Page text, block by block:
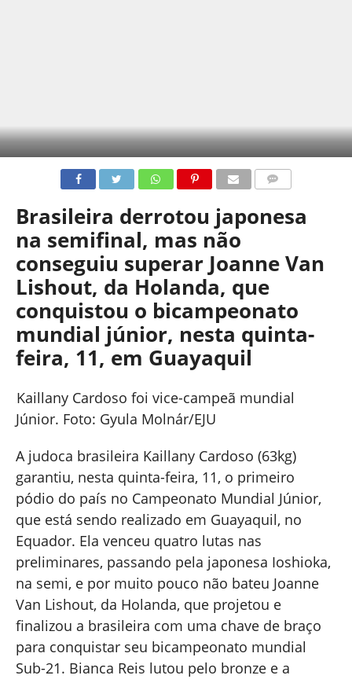
Brasileira derrotou japonesa
na semifinal, mas não
conseguiu superar Joanne Van
Lishout, da Holanda, que
conquistou o bicampeonato
mundial júnior, nesta quinta-
feira, 11, em Guayaquil
Kaillany Cardoso foi vice-campeã mundial
Júnior. Foto: Gyula Molnár/EJU
A judoca brasileira Kaillany Cardoso (63kg)
garantiu, nesta quinta-feira, 11, o primeiro
pódio do país no Campeonato Mundial Júnior,
que está sendo realizado em Guayaquil, no
Equador. Ela venceu quatro lutas nas
preliminares, passando pela japonesa Ioshioka,
na semi, e por muito pouco não bateu Joanne
Van Lishout, da Holanda, que projetou e
finalizou a brasileira com uma chave de braço
para conquistar seu bicampeonato mundial
Sub-21. Bianca Reis lutou pelo bronze e a